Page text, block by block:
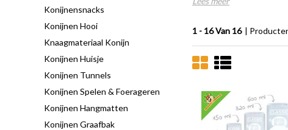
Konijnensnacks
Konijnen Hooi
Knaagmateriaal Konijn
Konijnen Huisje
Konijnen Tunnels
Konijnen Spelen & Foerageren
Konijnen Hangmatten
Konijnen Graafbak
1 - 16 Van 16 |